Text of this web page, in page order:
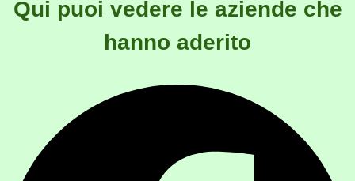
Qui puoi vedere le aziende che
hanno aderito